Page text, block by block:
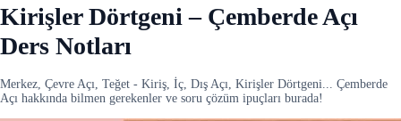
Kirişler Dörtgeni – Çemberde Açı
Ders Notları
Merkez, Çevre Açı, Teğet - Kiriş, İç, Dış Açı, Kirişler Dörtgeni... Çemberde
Açı hakkında bilmen gerekenler ve soru çözüm ipuçları burada!